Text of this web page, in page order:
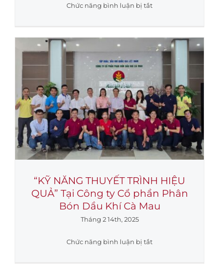
Chức năng bình luận bị tắtở
10
Năm
hành
Chúc
mừng
Xuân
Ất
Tỵ
2025
“KỸ NĂNG THUYẾT TRÌNH HIỆU
QUẢ” Tại Công ty Cổ phần Phân
Bón Dầu Khí Cà Mau
Tháng 2 14th, 2025
Chức năng bình luận bị tắtở